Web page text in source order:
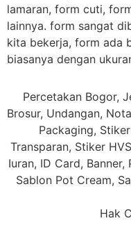
lamaran, form cuti,
lainnya. form sangat
kita bekerja, form ada
biasanya dengan
Percetakan Bogor,
Brosur, Undangan,
Packaging,
Transparan, Stiker
Iuran, ID Card,
Sablon Pot Cream,
Hak